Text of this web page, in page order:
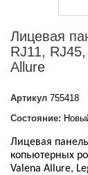
Лицевая
RJ11,
Allure
Артикул 755418
Состояние:
Лицевая
копьютерных
Valena Allure,